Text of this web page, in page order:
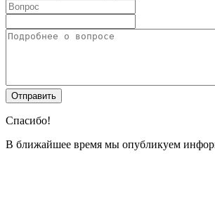
Спасибо!
В ближайшее время мы опубликуем